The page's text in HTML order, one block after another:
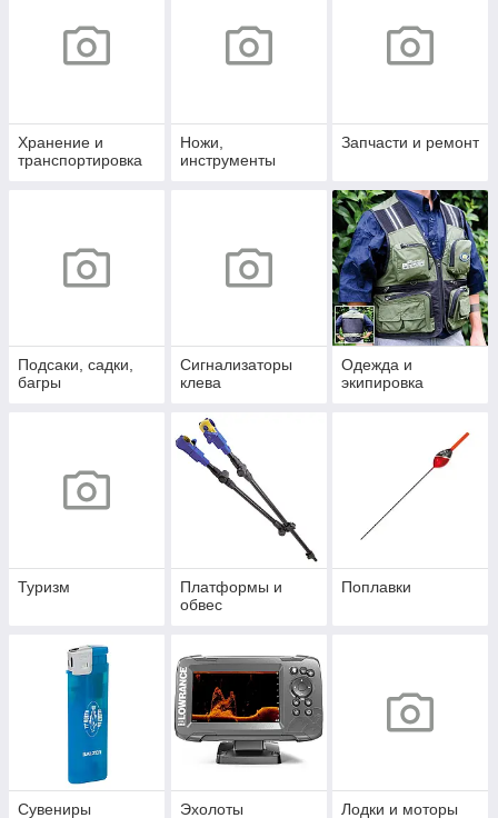
Хранение и
транспортировка
Ножи,
инструменты
Запчасти и ремонт
Подсаки, садки,
багры
Сигнализаторы
клева
Одежда и
экипировка
Туризм
Платформы и
обвес
Поплавки
Сувениры Эхолоты Лодки и моторы